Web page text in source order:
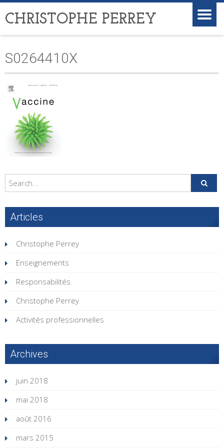
CHRISTOPHE PERREY
S0264410X
Articles
Christophe Perrey
Enseignements
Responsabilités
Christophe Perrey
Activités professionnelles
Archives
juin 2018
mai 2018
août 2016
mars 2015